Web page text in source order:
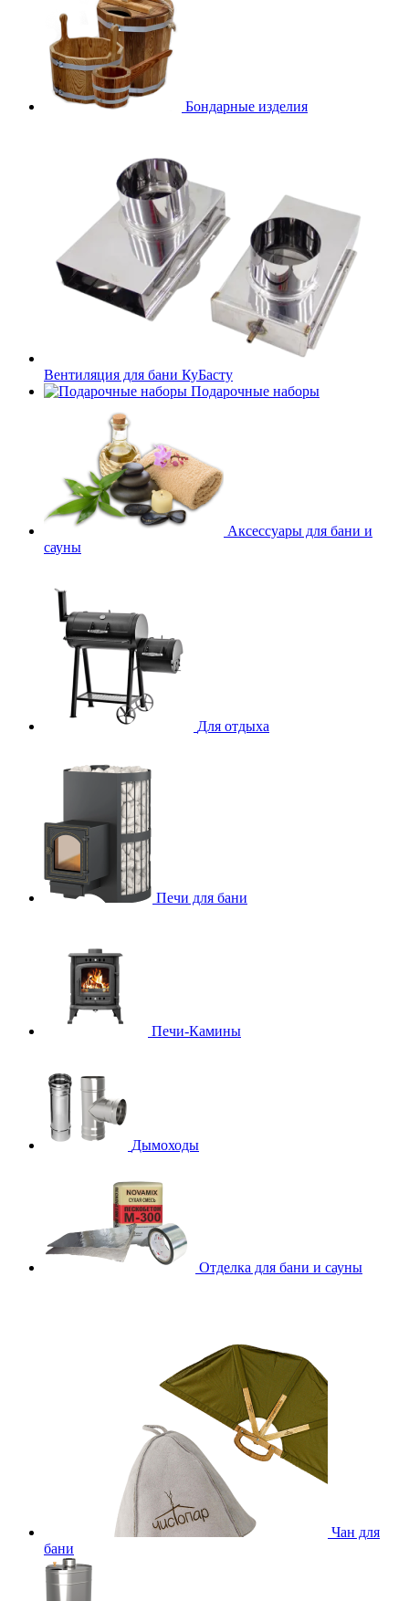
Бондарные изделия
Вентиляция для бани КуБасту
Подарочные наборы
Аксессуары для бани и
сауны
Для отдыха
Печи для бани
Печи-Камины
Дымоходы
Отделка для бани и сауны
Чан для
бани